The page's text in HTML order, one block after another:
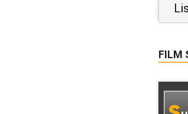
FILM